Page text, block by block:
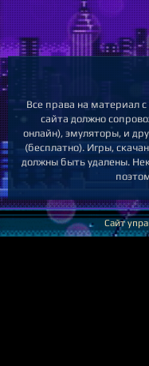
Все права на материал
сайта должно
онлайн), эмуляторы, и
(бесплатно). Игры,
должны быть удалены.
Сайт